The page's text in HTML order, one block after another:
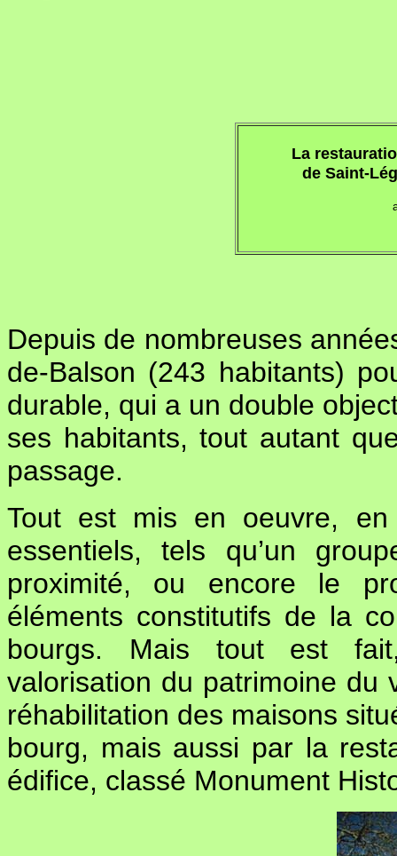
La
de Saint-
Depuis de nombreuses
de-Balson (243 habitants)
durable, qui a un double
ses habitants, tout autant
passage.
Tout est mis en oeuvre,
essentiels, tels qu’un
proximité, ou encore le
éléments constitutifs de la
bourgs. Mais tout est
valorisation du patrimoine du
réhabilitation des maisons
bourg, mais aussi par la
édifice, classé Monument